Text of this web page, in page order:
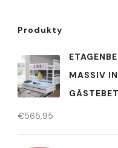
Produkty
MASSIV
€565,95